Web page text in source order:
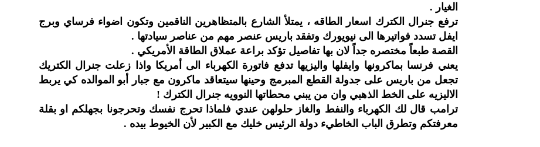
الغيار .
ترفع جنرال الكترك اسعار الطاقه ، يمتلأ الشارع بالمتظاهرين الناقمين وتكون اضواء فرساي وبرج
ايفل تسدد فواتيرها الى نيويورك وتفقد باريس عنصر مهم من عناصر سيادتها .
القصة طبعاً مختصره جداً لان بها تفاصيل تؤكد براعة عملاق الطاقة الأمريكي .
يعني فرنسا بماكرونها وايفلها واليزيها تدفع فاتورة الكهرباء الى أمريكا واذا زعلت جنرال الكتريك
تجعل من باريس على جدولة القطع المبرمج وحينها سيتعاقد ماكرون مع جبار أبو الموالده كي يربط
الاليزيه على الخط الذهبي وان من يبني محطاتها النوويه جنرال الكترك !
ترامب قال لك الكهرباء والنفط والغاز حلولهن عندي فلماذا تحرج نفسك وتحرجونا بجهلكم او بقلة
معرفتكم وتطرق الباب الخاطيء دولة الرئيس خليك مع الكبير لأن الخيوط بيده .